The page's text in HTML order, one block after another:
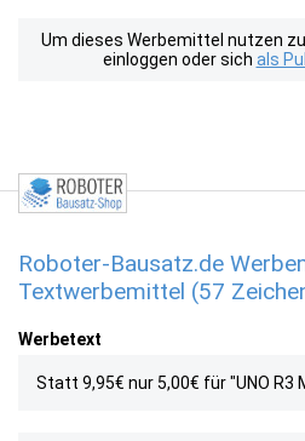
Um dieses Werbemittel nutzen
einloggen oder sich als
Roboter-Bausatz.de
Textwerbemittel (57
Werbetext
Statt 9,95€ nur 5,00€ für "UNO R3